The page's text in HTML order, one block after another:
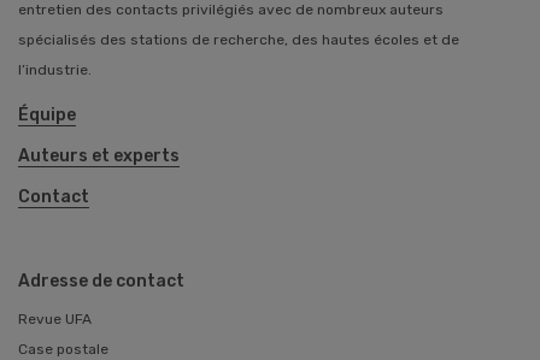
entretien des contacts privilégiés avec de nombreux auteurs
spécialisés des stations de recherche, des hautes écoles et de
l’industrie.
Équipe
Auteurs et experts
Contact
Adresse de contact
Revue UFA
Case postale